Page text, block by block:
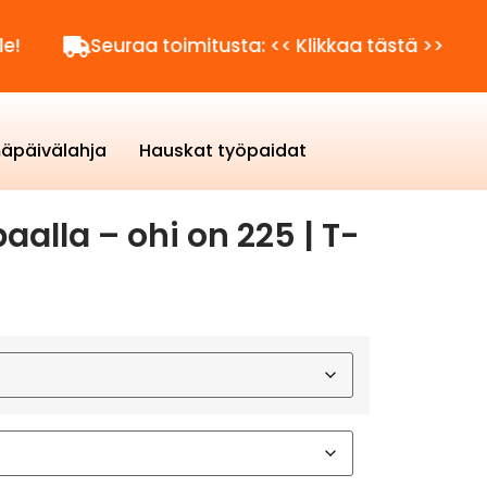
Seuraa toimitusta: << Klikkaa tästä >>
Hauskat työpaidat
– ohi on 225 | T-